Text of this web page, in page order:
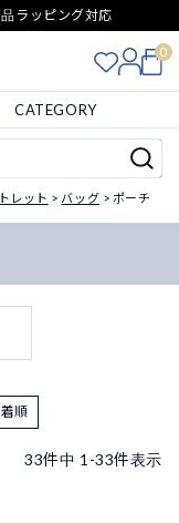
ラッピング対応
0
CATEGORY
レット バッグ ポーチ
順
33件中 1 -33件表示